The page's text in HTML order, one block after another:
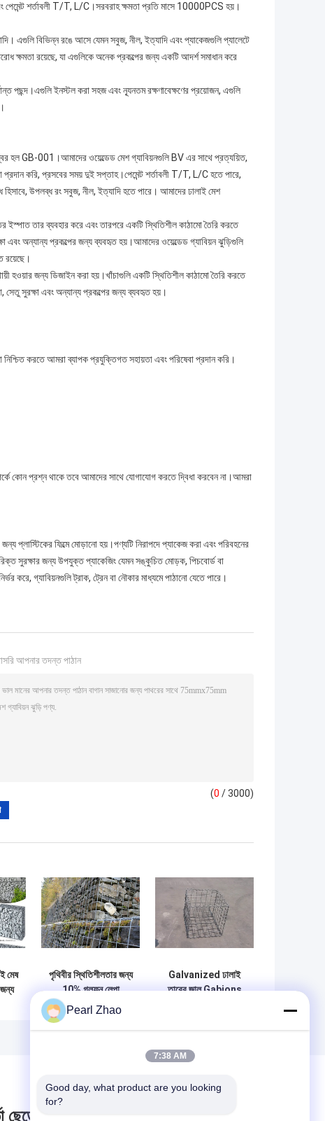
পেমেন্ট শর্তাবলী T/T, L/C।সরবরাহ ক্ষমতা প্রতি মাসে 10000PCS হয়।
এগুলি বিভিন্ন রঙে আসে যেমন সবুজ, নীল, ইত্যাদি এবং প্যাকেজগুলি প্যালেটে
ক্ষমতা রয়েছে, যা এগুলিকে অনেক প্রকল্পের জন্য একটি আদর্শ সমাধান করে
পছন্দ।এগুলি ইনস্টল করা সহজ এবং ন্যূনতম রক্ষণাবেক্ষণের প্রয়োজন, এগুলি
হল GB-001।আমাদের ওয়েল্ডেড মেশ গ্যাবিয়নগুলি BV এর সাথে প্রত্যয়িত,
প্রদান করি, প্রসবের সময় দুই সপ্তাহ।পেমেন্ট শর্তাবলী T/T, L/C হতে পারে,
উপলব্ধ রং সবুজ, নীল, ইত্যাদি হতে পারে। আমাদের ঢালাই মেশ
ইস্পাত তার ব্যবহার করে এবং তারপরে একটি স্থিতিশীল কাঠামো তৈরি করতে
এবং অন্যান্য প্রকল্পের জন্য ব্যবহৃত হয়।আমাদের ওয়েল্ডেড গ্যাবিয়ন ঝুড়িগুলি
রয়েছে।
হওয়ার জন্য ডিজাইন করা হয়।খাঁচাগুলি একটি স্থিতিশীল কাঠামো তৈরি করতে
সেতু সুরক্ষা এবং অন্যান্য প্রকল্পের জন্য ব্যবহৃত হয়।
নিশ্চিত করতে আমরা ব্যাপক প্রযুক্তিগত সহায়তা এবং পরিষেবা প্রদান করি।
কোন প্রশ্ন থাকে তবে আমাদের সাথে যোগাযোগ করতে দ্বিধা করবেন না।আমরা
প্লাস্টিকের ফিল্মে মোড়ানো হয়।পণ্যটি নিরাপদে প্যাকেজ করা এবং পরিবহনের
সুরক্ষার জন্য উপযুক্ত প্যাকেজিং যেমন সঙ্কুচিত মোড়ক, পিচবোর্ড বা
করে, গ্যাবিয়নগুলি ট্রাক, ট্রেন বা নৌকার মাধ্যমে পাঠানো যেতে পারে।
আপনার তদন্ত পাঠান
(0 / 3000)
মেষ
পৃথিবীর স্থিতিশীলতার জন্য
10% গলফন লেপা
ওয়েলেড মেশ জ্যামন
Galvanized ঢালাই
তারের জাল Gabions
ছেড়ে
Pearl Zhao
7:38 AM
Good day, what product are you looking
for?